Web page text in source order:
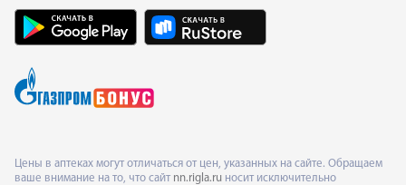
Цены в аптеках могут отличаться от цен, указанных на сайте. Обращаем
ваше внимание на то, что сайт nn.rigla.ru носит исключительно